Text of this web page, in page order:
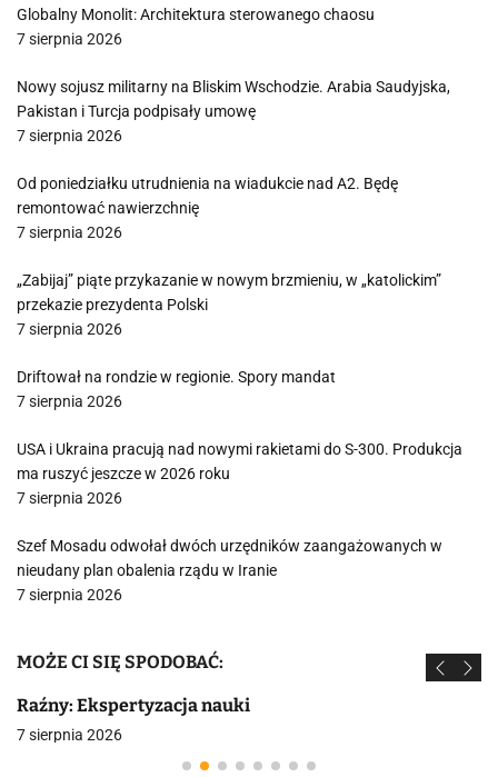
Globalny Monolit: Architektura sterowanego chaosu
7 sierpnia 2026
Nowy sojusz militarny na Bliskim Wschodzie. Arabia Saudyjska,
Pakistan i Turcja podpisały umowę
7 sierpnia 2026
Od poniedziałku utrudnienia na wiadukcie nad A2. Będę
remontować nawierzchnię
7 sierpnia 2026
„Zabijaj” piąte przykazanie w nowym brzmieniu, w „katolickim”
przekazie prezydenta Polski
7 sierpnia 2026
Driftował na rondzie w regionie. Spory mandat
7 sierpnia 2026
USA i Ukraina pracują nad nowymi rakietami do S-300. Produkcja
ma ruszyć jeszcze w 2026 roku
7 sierpnia 2026
Szef Mosadu odwołał dwóch urzędników zaangażowanych w
nieudany plan obalenia rządu w Iranie
7 sierpnia 2026
MOŻE CI SIĘ SPODOBAĆ:
Raźny: Ekspertyzacja nauki
7 sierpnia 2026